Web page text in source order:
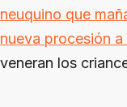
neuquino que
nueva procesión a
veneran los